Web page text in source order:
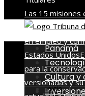
Las 15 misiones
exploración del
en empleo y
Estados Unidos
para la
versionadas y
Panamá
Cultura y
Inicio